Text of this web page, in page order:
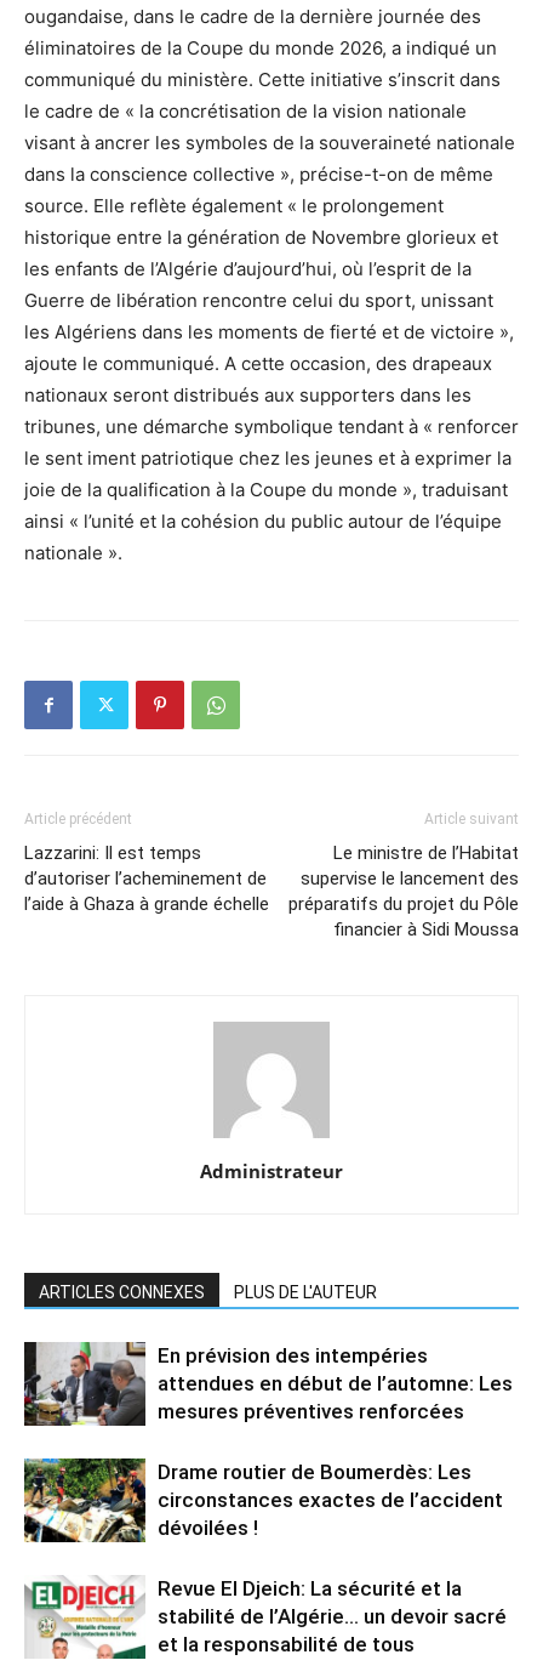
ougandaise, dans le cadre de la dernière journée des
éliminatoires de la Coupe du monde 2026, a indiqué un
communiqué du ministère. Cette initiative s’inscrit dans
le cadre de « la concrétisation de la vision nationale
visant à ancrer les symboles de la souveraineté nationale
dans la conscience collective », précise-t-on de même
source. Elle reflète également « le prolongement
historique entre la génération de Novembre glorieux et
les enfants de l’Algérie d’aujourd’hui, où l’esprit de la
Guerre de libération rencontre celui du sport, unissant
les Algériens dans les moments de fierté et de victoire »,
ajoute le communiqué. A cette occasion, des drapeaux
nationaux seront distribués aux supporters dans les
tribunes, une démarche symbolique tendant à « renforcer
le sent iment patriotique chez les jeunes et à exprimer la
joie de la qualification à la Coupe du monde », traduisant
ainsi « l’unité et la cohésion du public autour de l’équipe
nationale ».
Article précédent
Lazzarini: Il est temps
d’autoriser l’acheminement de
l’aide à Ghaza à grande échelle
Article suivant
Le ministre de l’Habitat
supervise le lancement des
préparatifs du projet du Pôle
financier à Sidi Moussa
Administrateur
ARTICLES CONNEXES PLUS DE L'AUTEUR
En prévision des intempéries
attendues en début de l’automne: Les
mesures préventives renforcées
Drame routier de Boumerdès: Les
circonstances exactes de l’accident
dévoilées !
Revue El Djeich: La sécurité et la
stabilité de l’Algérie… un devoir sacré
et la responsabilité de tous